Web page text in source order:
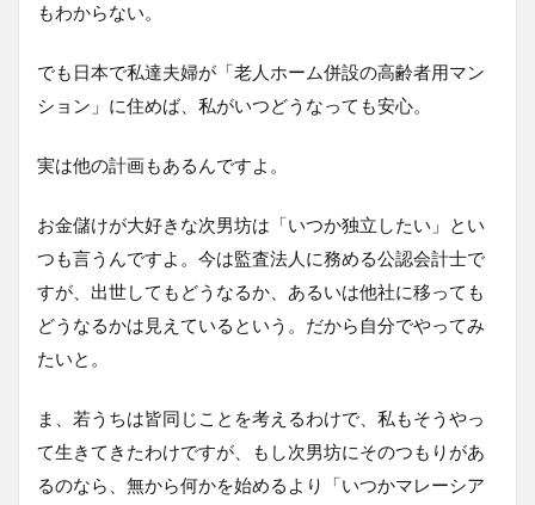
もわからない。
でも日本で私達夫婦が「老人ホーム併設の高齢者用マン
ション」に住めば、私がいつどうなっても安心。
実は他の計画もあるんですよ。
お金儲けが大好きな次男坊は「いつか独立したい」とい
つも言うんですよ。今は監査法人に務める公認会計士で
すが、出世してもどうなるか、あるいは他社に移っても
どうなるかは見えているという。だから自分でやってみ
たいと。
ま、若うちは皆同じことを考えるわけで、私もそうやっ
て生きてきたわけですが、もし次男坊にそのつもりがあ
るのなら、無から何かを始めるより「いつかマレーシア